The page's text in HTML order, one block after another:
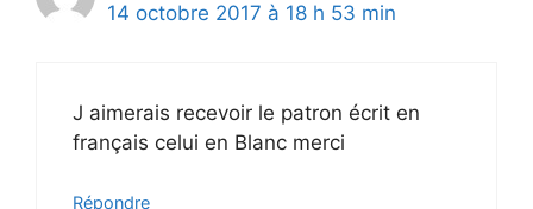
14 octobre 2017 à 18 h 53 min
J aimerais recevoir le patron écrit en
français celui en Blanc merci
Répondre